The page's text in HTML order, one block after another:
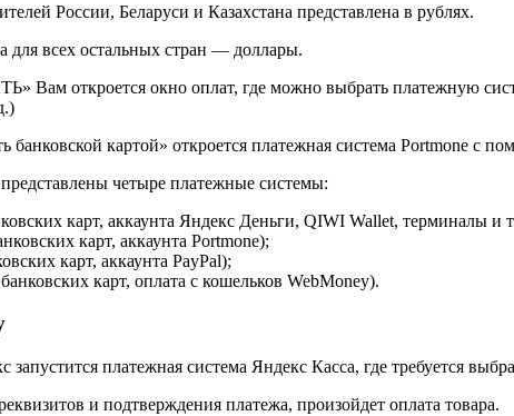
России, Беларуси и Казахстана представлена в рублях.
для всех остальных стран — доллары.
Вам откроется окно оплат, где можно выбрать платежную
картой» откроется платежная система Portmone с
четыре платежные системы:
карт, аккаунта Яндекс Деньги, QIWI Wallet, терминалы и
карт, аккаунта Portmone);
карт, аккаунта PayPal);
карт, оплата с кошельков WebMoney).
платежная система Яндекс Касса, где требуется
и подтверждения платежа, произойдет оплата товара.